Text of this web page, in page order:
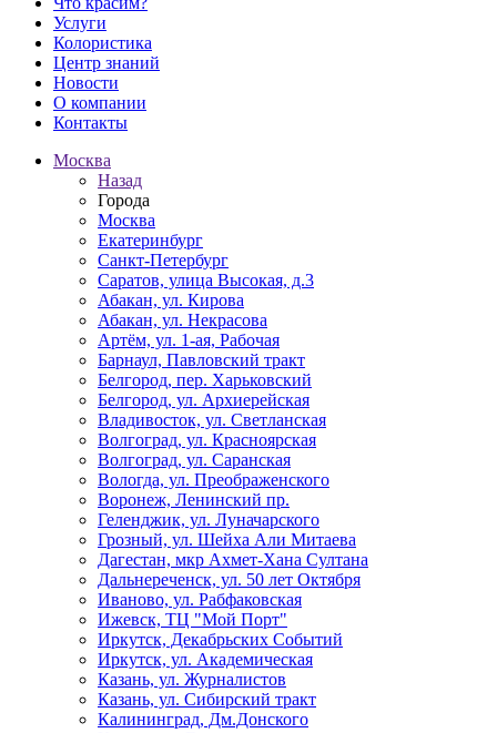
Услуги
Колористика
Центр знаний
Новости
О компании
Контакты
Москва
Назад
Города
Москва
Екатеринбург
Санкт-Петербург
Саратов, улица Высокая, д.3
Абакан, ул. Кирова
Абакан, ул. Некрасова
Артём, ул. 1-ая, Рабочая
Барнаул, Павловский тракт
Белгород, пер. Харьковский
Белгород, ул. Архиерейская
Владивосток, ул. Светланская
Волгоград, ул. Красноярская
Волгоград, ул. Саранская
Вологда, ул. Преображенского
Воронеж, Ленинский пр.
Геленджик, ул. Луначарского
Грозный, ул. Шейха Али Митаева
Дагестан, мкр Ахмет-Хана Султана
Дальнереченск, ул. 50 лет Октября
Иваново, ул. Рабфаковская
Ижевск, ТЦ "Мой Порт"
Иркутск, Декабрьских Событий
Иркутск, ул. Академическая
Казань, ул. Журналистов
Казань, ул. Сибирский тракт
Калининград, Дм.Донского